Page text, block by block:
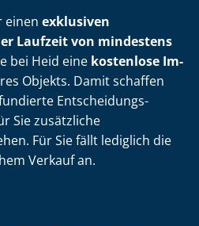
einen exklusiven
Laufzeit von mindestens
bei Heid eine kostenlose Im­
Objekts. Damit schaffen
Ent­schei­dungs­
Sie zusätzliche
Für Sie fällt lediglich die
Verkauf an.